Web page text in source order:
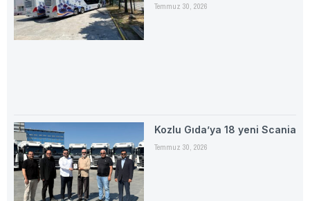
Temmuz 30, 2026
Kozlu Gıda’ya 18 yeni Scania
Temmuz 30, 2026